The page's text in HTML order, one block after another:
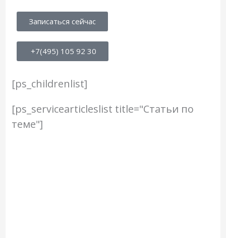
Записаться сейчас
+7(495) 105 92 30
[ps_childrenlist]
[ps_servicearticleslist title="Статьи по
теме"]